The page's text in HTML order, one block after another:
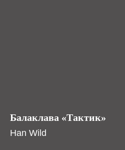
Балаклава «Тактик»
Han Wild